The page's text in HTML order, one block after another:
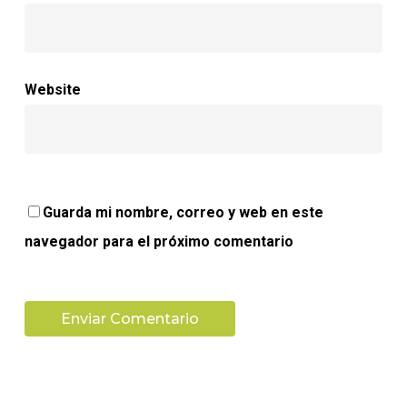
Website
Guarda mi nombre, correo y web en este
navegador para el próximo comentario